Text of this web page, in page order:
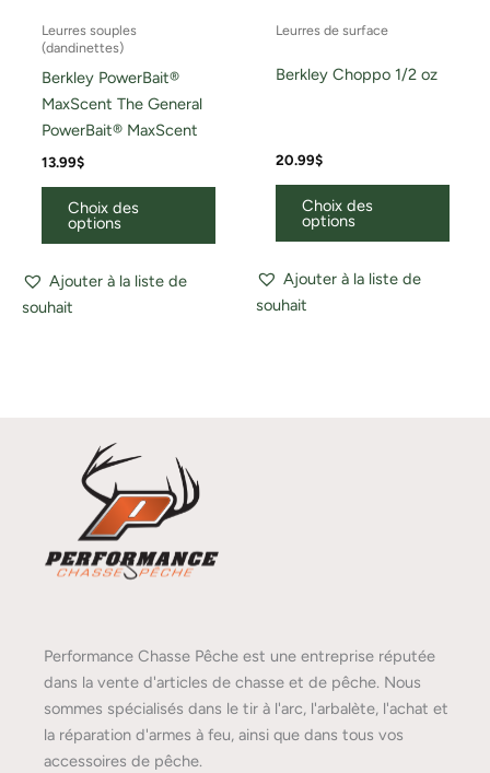
Leurres souples
(dandinettes)
Berkley PowerBait®
MaxScent The General
PowerBait® MaxScent
13.99$
Choix des
options
Ajouter à la liste de
souhait
Leurres de surface
Berkley Choppo 1/2 oz
20.99$
Choix des
options
Ajouter à la liste de
souhait
Performance Chasse Pêche est une entreprise réputée
dans la vente d'articles de chasse et de pêche. Nous
sommes spécialisés dans le tir à l'arc, l'arbalète, l'achat et
la réparation d'armes à feu, ainsi que dans tous vos
accessoires de pêche.